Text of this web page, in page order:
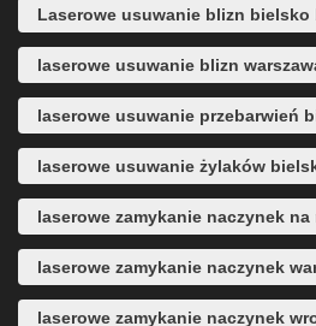
Laserowe usuwanie blizn bielsko
laserowe usuwanie blizn
laserowe usuwanie przebarwień
laserowe usuwanie żylaków
laserowe zamykanie naczynek na
laserowe zamykanie naczynek
laserowe zamykanie naczynek